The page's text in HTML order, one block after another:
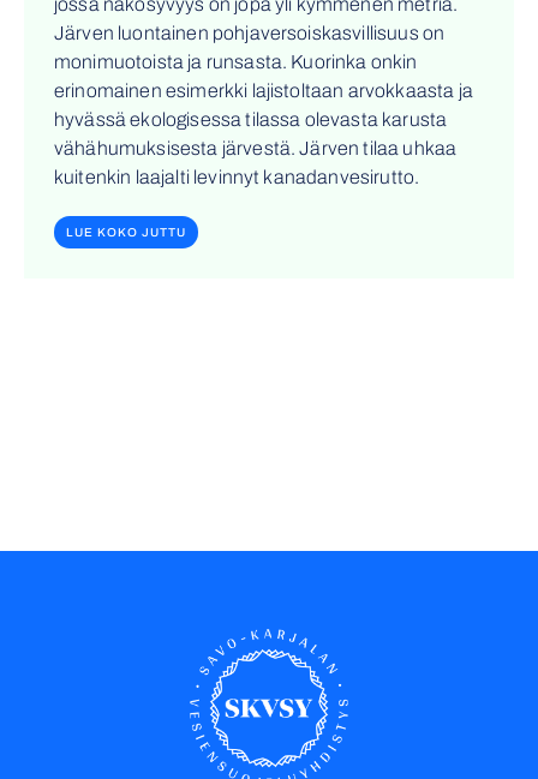
Järven luontainen pohjaversoiskasvillisuus on
monimuotoista ja runsasta. Kuorinka onkin
erinomainen esimerkki lajistoltaan arvokkaasta ja
hyvässä ekologisessa tilassa olevasta karusta
vähähumuksisesta järvestä. Järven tilaa uhkaa
kuitenkin laajalti levinnyt kanadanvesirutto.
LUE KOKO JUTTU